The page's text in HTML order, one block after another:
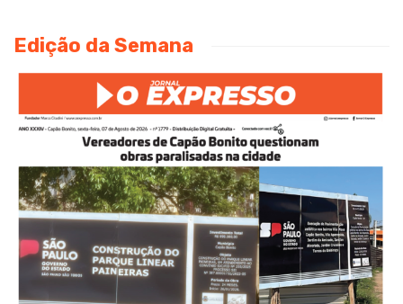
Edição da Semana